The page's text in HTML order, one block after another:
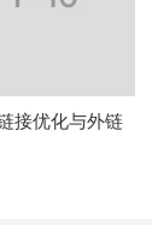
接优化与外链